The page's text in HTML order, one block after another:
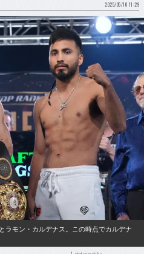
2025/05/10 11:29
ラモン・カルデナス。この時点でカルデナ